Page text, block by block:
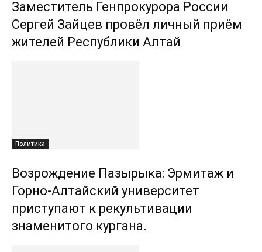
Заместитель Генпрокурора России
Сергей Зайцев провёл личный приём
жителей Республики Алтай
Политика
Возрождение Пазырыка: Эрмитаж и
Горно-Алтайский университет
приступают к рекультивации
знаменитого кургана.